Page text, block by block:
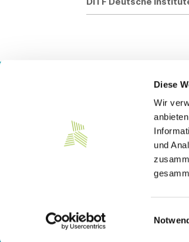
Diese
Wir
und
Südwesttextil e. V.
Türlenstraße 6
+49 711 21050-0